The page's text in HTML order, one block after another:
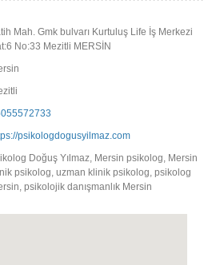
Mah. Gmk bulvarı Kurtuluş Life İş Merkezi
No:33 Mezitli MERSİN
psikologdogusyilmaz.com
Doğuş Yılmaz, Mersin psikolog, Mersin
psikolog, uzman klinik psikolog, psikolog
psikolojik danışmanlık Mersin